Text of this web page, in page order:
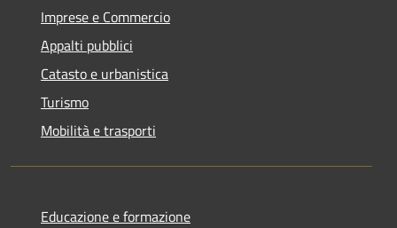
Imprese e Commercio
Appalti pubblici
Catasto e urbanistica
Turismo
Mobilità e trasporti
Educazione e formazione